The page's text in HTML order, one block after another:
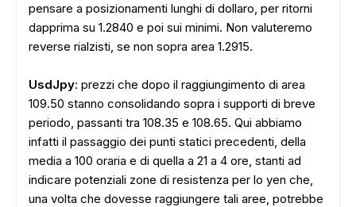
pensare a posizionamenti lunghi di dollaro, per ritorni
dapprima su 1.2840 e poi sui minimi. Non valuteremo
reverse rialzisti, se non sopra area 1.2915.
UsdJpy: prezzi che dopo il raggiungimento di area
109.50 stanno consolidando sopra i supporti di breve
periodo, passanti tra 108.35 e 108.65. Qui abbiamo
infatti il passaggio dei punti statici precedenti, della
media a 100 oraria e di quella a 21 a 4 ore, stanti ad
indicare potenziali zone di resistenza per lo yen che,
una volta che dovesse raggiungere tali aree, potrebbe